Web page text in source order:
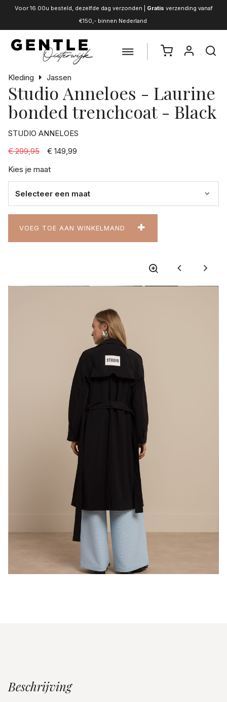
Voor 16.00u besteld, dezelfde dag verzonden | Gratis verzending vanaf
€150,- binnen Nederland
Kleding Jassen
Studio Anneloes - Laurine
bonded trenchcoat - Black
STUDIO ANNELOES
€ 299,95
€ 149,99
Kies je maat
VOEG TOE AAN WINKELMAND
Beschrijving